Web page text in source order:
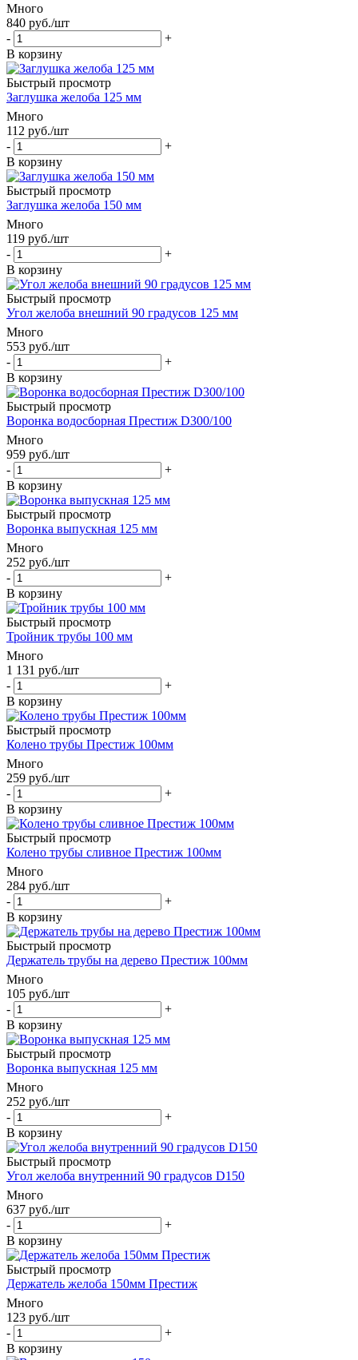
Много
840 руб./шт
-
+
В корзину
Быстрый просмотр
Заглушка желоба 125 мм
Много
112 руб./шт
-
+
В корзину
Быстрый просмотр
Заглушка желоба 150 мм
Много
119 руб./шт
-
+
В корзину
Быстрый просмотр
Угол желоба внешний 90 градусов 125 мм
Много
553 руб./шт
-
+
В корзину
Быстрый просмотр
Воронка водосборная Престиж D300/100
Много
959 руб./шт
-
+
В корзину
Быстрый просмотр
Воронка выпускная 125 мм
Много
252 руб./шт
-
+
В корзину
Быстрый просмотр
Тройник трубы 100 мм
Много
1 131 руб./шт
-
+
В корзину
Быстрый просмотр
Колено трубы Престиж 100мм
Много
259 руб./шт
-
+
В корзину
Быстрый просмотр
Колено трубы сливное Престиж 100мм
Много
284 руб./шт
-
+
В корзину
Быстрый просмотр
Держатель трубы на дерево Престиж 100мм
Много
105 руб./шт
-
+
В корзину
Быстрый просмотр
Воронка выпускная 125 мм
Много
252 руб./шт
-
+
В корзину
Быстрый просмотр
Угол желоба внутренний 90 градусов D150
Много
637 руб./шт
-
+
В корзину
Быстрый просмотр
Держатель желоба 150мм Престиж
Много
123 руб./шт
-
+
В корзину